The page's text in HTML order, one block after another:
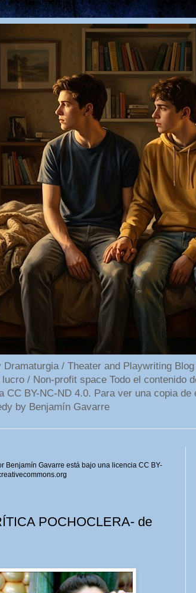
Dramaturgia / Theater and Playwriting
/ Non-profit space Todo el contenido
CC BY-NC-ND 4.0. Para ver una copia
by Benjamín Gavarre
Benjamín Gavarre está bajo una licencia CC BY-
POCHOCLERA- de